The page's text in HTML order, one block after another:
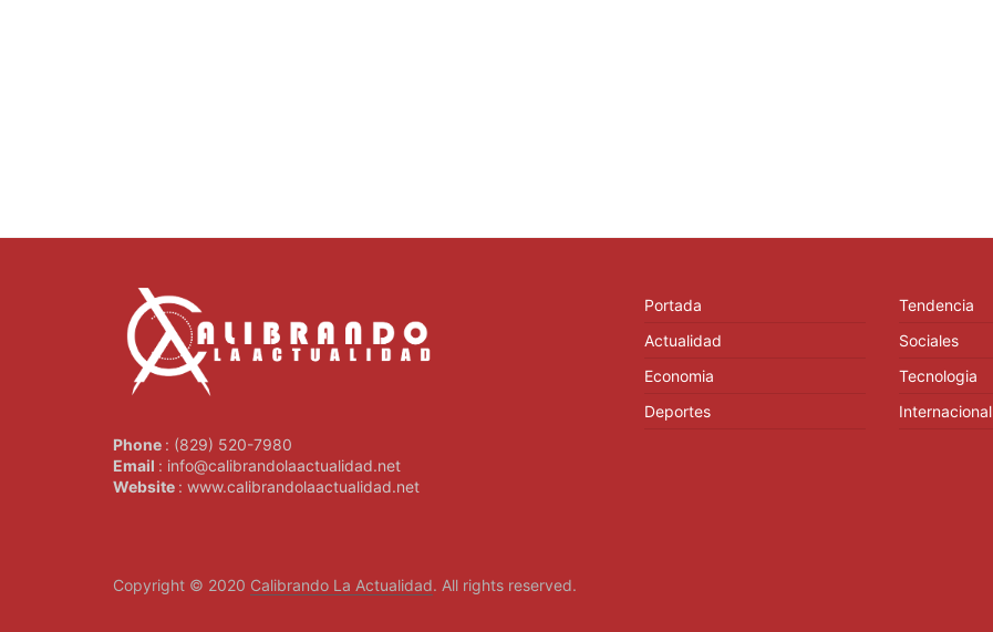
Phone : (829) 520-7980
Email : info@calibrandolaactualidad.net
Website : www.calibrandolaactualidad.net
Portada
Actualidad
Economia
Deportes
Tendencia
Sociales
Tecnologia
Internacional
Copyright © 2020 Calibrando La Actualidad. All rights reserved.